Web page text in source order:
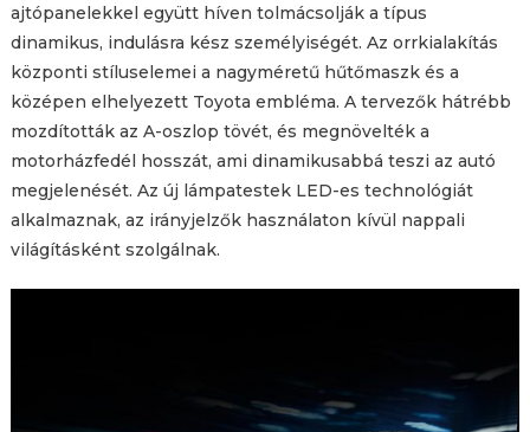
ajtópanelekkel együtt híven tolmácsolják a típus
dinamikus, indulásra kész személyiségét. Az orrkialakítás
központi stíluselemei a nagyméretű hűtőmaszk és a
középen elhelyezett Toyota embléma. A tervezők hátrébb
mozdították az A-oszlop tövét, és megnövelték a
motorházfedél hosszát, ami dinamikusabbá teszi az autó
megjelenését. Az új lámpatestek LED-es technológiát
alkalmaznak, az irányjelzők használaton kívül nappali
világításként szolgálnak.